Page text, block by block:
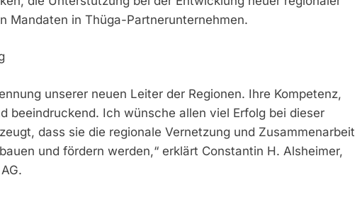
Mandaten in Thüga-Partnerunternehmen.
unserer neuen Leiter der Regionen. Ihre Kompetenz,
beeindruckend. Ich wünsche allen viel Erfolg bei dieser
dass sie die regionale Vernetzung und Zusammenarbeit
und fördern werden,“ erklärt Constantin H. Alsheimer,